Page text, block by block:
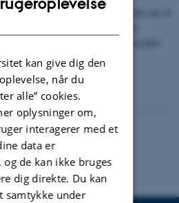
skade i arvemassen er brud på den ene af
Eriksen
kan give dig den
når du
alle” cookies.
oplysninger om,
interagerer med et
data er
de kan ikke bruges
dig direkte. Du kan
under